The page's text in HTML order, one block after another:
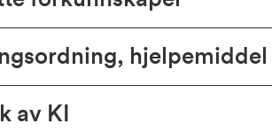
hjelpemiddel
av KI